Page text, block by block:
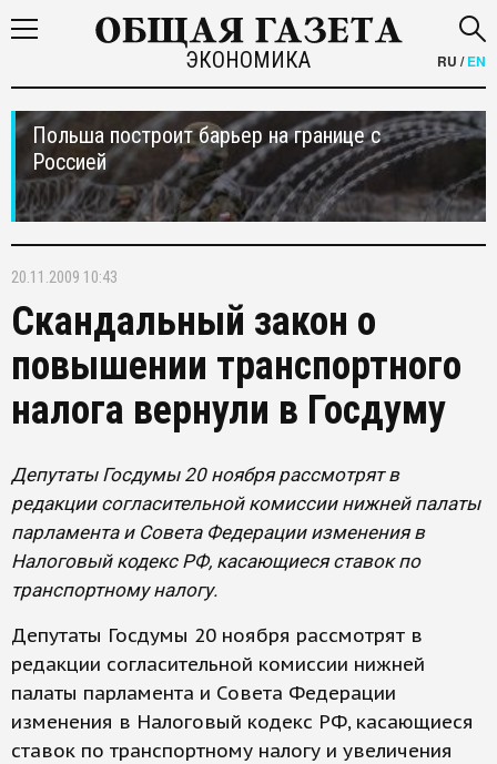
ЭКОНОМИКА RU /EN
Польша построит барьер на границе с
Россией
20.11.2009 10:43
Скандальный закон о
повышении транспортного
налога вернули в Госдуму
Депутаты Госдумы 20 ноября рассмотрят в
редакции согласительной комиссии нижней палаты
парламента и Совета Федерации изменения в
Налоговый кодекс РФ, касающиеся ставок по
транспортному налогу.
Депутаты Госдумы 20 ноября рассмотрят в
редакции согласительной комиссии нижней
палаты парламента и Совета Федерации
изменения в Налоговый кодекс РФ, касающиеся
ставок по транспортному налогу и увеличения